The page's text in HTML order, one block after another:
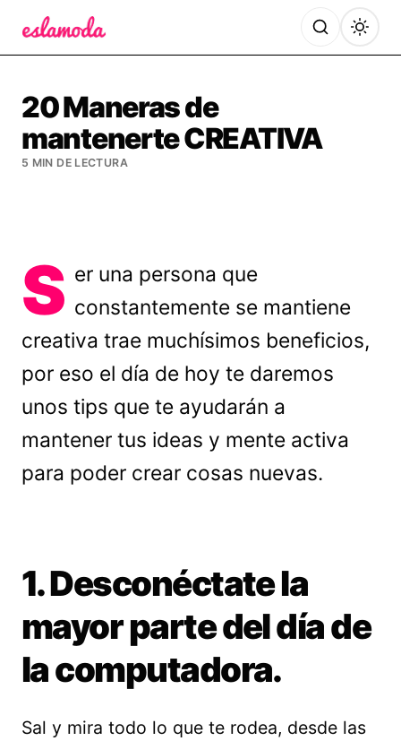
20 Maneras de
mantenerte CREATIVA
5 MIN DE LECTURA
S er una persona que
constantemente se mantiene
creativa trae muchísimos beneficios,
por eso el día de hoy te daremos
unos tips que te ayudarán a
mantener tus ideas y mente activa
para poder crear cosas nuevas.
1. Desconéctate la
mayor parte del día de
la computadora.
Sal y mira todo lo que te rodea, desde las